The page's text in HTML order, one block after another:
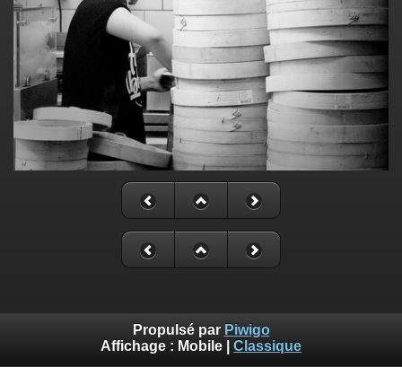
Propulsé par Piwigo
Affichage : Mobile Classique